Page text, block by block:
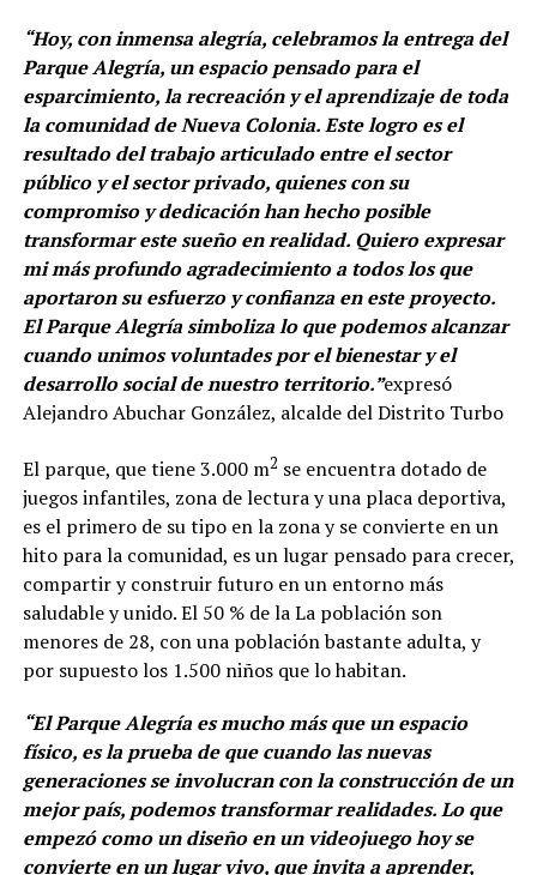
“Hoy, con inmensa alegría, celebramos la entrega del
Parque Alegría, un espacio pensado para el
esparcimiento, la recreación y el aprendizaje de toda
la comunidad de Nueva Colonia. Este logro es el
resultado del trabajo articulado entre el sector
público y el sector privado, quienes con su
compromiso y dedicación han hecho posible
transformar este sueño en realidad. Quiero expresar
mi más profundo agradecimiento a todos los que
aportaron su esfuerzo y confianza en este proyecto.
El Parque Alegría simboliza lo que podemos alcanzar
cuando unimos voluntades por el bienestar y el
desarrollo social de nuestro territorio.”expresó
Alejandro Abuchar González, alcalde del Distrito Turbo
El parque, que tiene 3.000 m2 se encuentra dotado de
juegos infantiles, zona de lectura y una placa deportiva,
es el primero de su tipo en la zona y se convierte en un
hito para la comunidad, es un lugar pensado para crecer,
compartir y construir futuro en un entorno más
saludable y unido. El 50 % de la La población son
menores de 28, con una población bastante adulta, y
por supuesto los 1.500 niños que lo habitan.
“El Parque Alegría es mucho más que un espacio
físico, es la prueba de que cuando las nuevas
generaciones se involucran con la construcción de un
mejor país, podemos transformar realidades. Lo que
empezó como un diseño en un videojuego hoy se
convierte en un lugar vivo, que invita a aprender,